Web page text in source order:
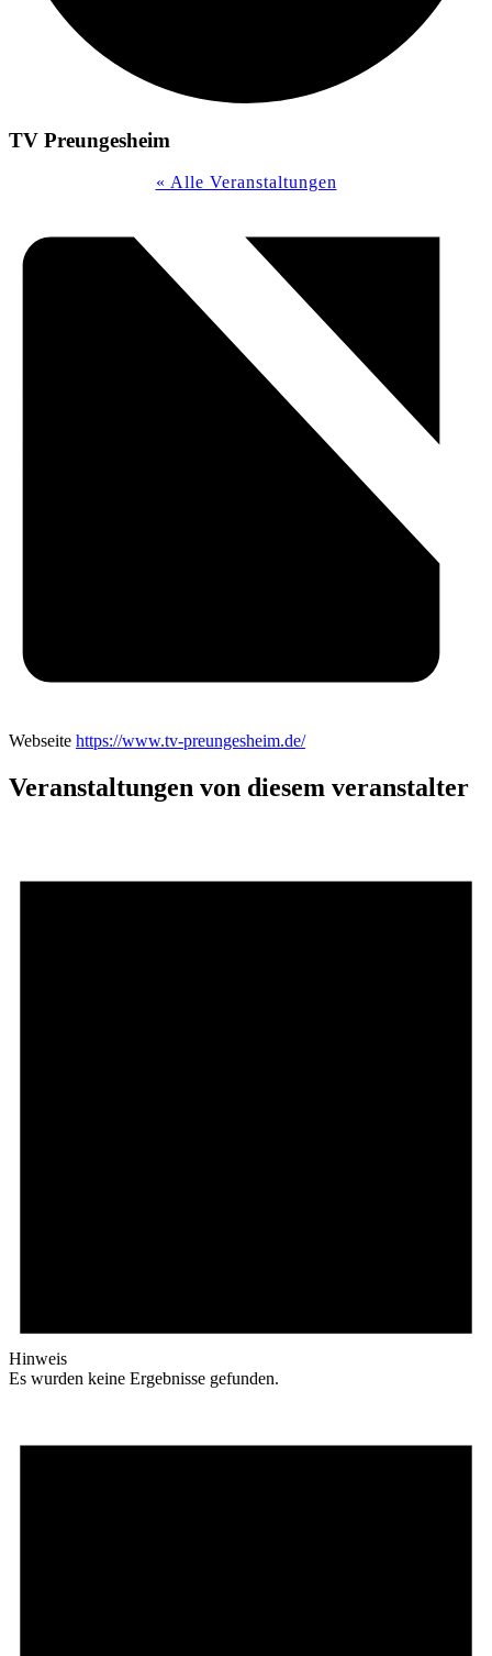
TV Preungesheim
« Alle Veranstaltungen
Webseite https://www.tv-preungesheim.de/
Veranstaltungen von diesem veranstalter
Hinweis
Es wurden keine Ergebnisse gefunden.